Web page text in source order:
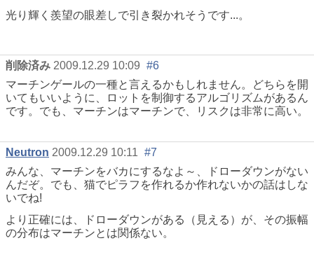
光り輝く羨望の眼差しで引き裂かれそうです...。
削除済み 2009.12.29 10:09 #6
マーチンゲールの一種と言えるかもしれません。どちらを開
いてもいいように、ロットを制御するアルゴリズムがあるん
です。でも、マーチンはマーチンで、リスクは非常に高い。
Neutron 2009.12.29 10:11 #7
みんな、マーチンをバカにするなよ～、ドローダウンがない
んだぞ。でも、猫でピラフを作れるか作れないかの話はしな
いでね!
より正確には、ドローダウンがある（見える）が、その振幅
の分布はマーチンとは関係ない。